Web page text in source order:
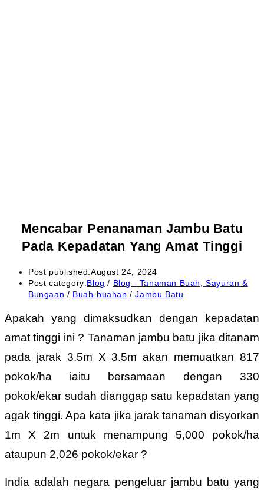
Mencabar Penanaman Jambu Batu
Pada Kepadatan Yang Amat Tinggi
Post published:August 24, 2024
Post category:Blog / Blog - Tanaman Buah, Sayuran &
Bungaan / Buah-buahan / Jambu Batu
Apakah yang dimaksudkan dengan kepadatan
amat tinggi ini ? Tanaman jambu batu jika ditanam
pada jarak 3.5m X 3.5m akan memuatkan 817
pokok/ha iaitu bersamaan dengan 330
pokok/ekar sudah dianggap satu kepadatan yang
agak tinggi. Apa kata jika jarak tanaman disyorkan
1m X 2m untuk menampung 5,000 pokok/ha
ataupun 2,026 pokok/ekar ?
India adalah negara pengeluar jambu batu yang